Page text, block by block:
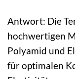
Antwort: Die
hochwertigen
Polyamid und
für optimalen